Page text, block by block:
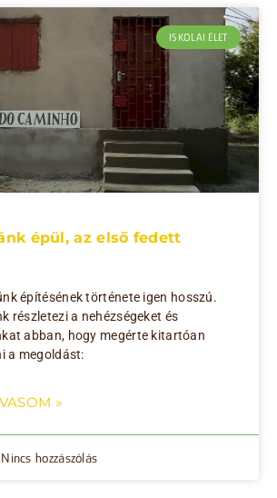
ISKOLAI ÉLET
épül, az első fedett
építésének története igen hosszú.
részletezi a nehézségeket és
abban, hogy megérte kitartóan
a megoldást:
»
Nincs hozzászólás